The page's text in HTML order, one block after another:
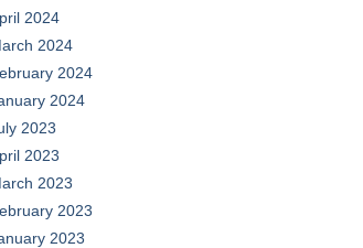
2024
2024
2024
2024
2023
2023
2023
2023
2023